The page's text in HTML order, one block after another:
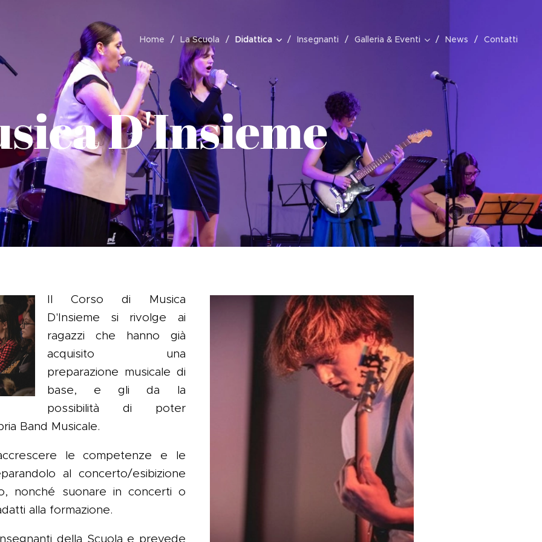
Home La Scuola Didattica Insegnanti Galleria & Eventi News Contatti
D'Insieme
Il Corso di Musica
D'Insieme si rivolge ai
ragazzi che hanno già
acquisito una
preparazione musicale di
base, e gli da la
possibilità di poter
Band Musicale.
le competenze e le
al concerto/esibizione
nonché suonare in concerti o
alla formazione.
della Scuola e prevede